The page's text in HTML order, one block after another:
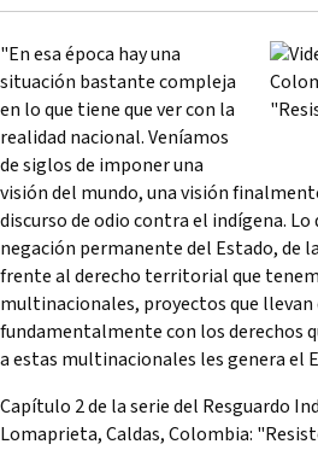
Press Releases
Training Materials
Briefing Papers
Legal Submissions
Declarations
"En esa época hay una
situación bastante compleja
en lo que tiene que ver con la
realidad nacional. Veníamos
de siglos de imponer una
visión del mundo, una visión
discurso de odio contra el indígena. Lo
negación permanente del Estado, de
frente al derecho territorial que
multinacionales, proyectos que
fundamentalmente con los derechos
a estas multinacionales les genera el
Capítulo 2 de la serie del Resguardo
Lomaprieta, Caldas, Colombia: